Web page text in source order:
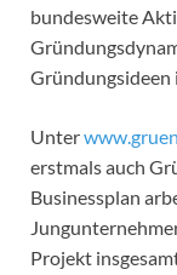
bundesweite
Gründungsideen
Unter
erstmals auch
Businessplan
Projekt